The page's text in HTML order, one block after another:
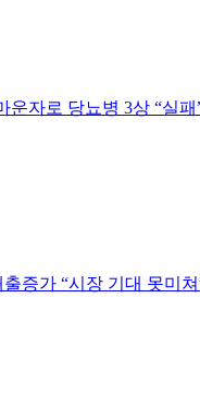
운자로 당뇨병 3상 “실패
출증가 “시장 기대 못미